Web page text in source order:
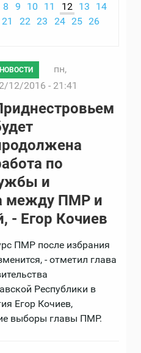
8 9 10 11 12 13
14
21 22 23 24 25 26
НОВОСТИ
пн,
12/2016 - 21:41
по
и
между ПМР и
- Егор Кочиев
ПМР после избрания
- отметил глава
Республики в
Егор Кочиев,
выборы главы ПМР.